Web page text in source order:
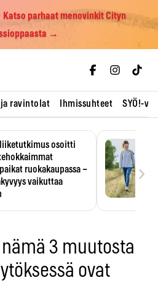
Katso parhaat menovinkit Cityn
→
ja ravintolat Ihmissuhteet SYÖ!-
osoitti
ruokakaupassa –
vaikuttaa
›
3 muutosta
ovat